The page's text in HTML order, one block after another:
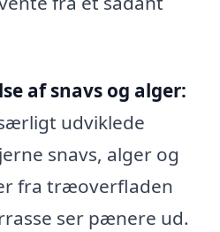
af snavs og alger:
udviklede
snavs, alger og
fra træoverfladen
ser pænere ud.